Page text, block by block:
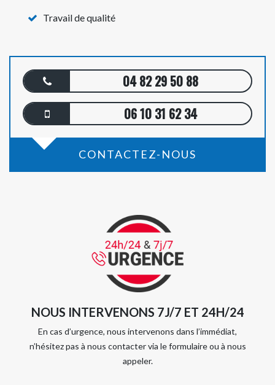
Travail de qualité
04 82 29 50 88
06 10 31 62 34
CONTACTEZ-NOUS
NOUS INTERVENONS 7J/7 ET 24H/24
En cas d’urgence, nous intervenons dans l’immédiat,
n’hésitez pas à nous contacter via le formulaire ou à nous
appeler.